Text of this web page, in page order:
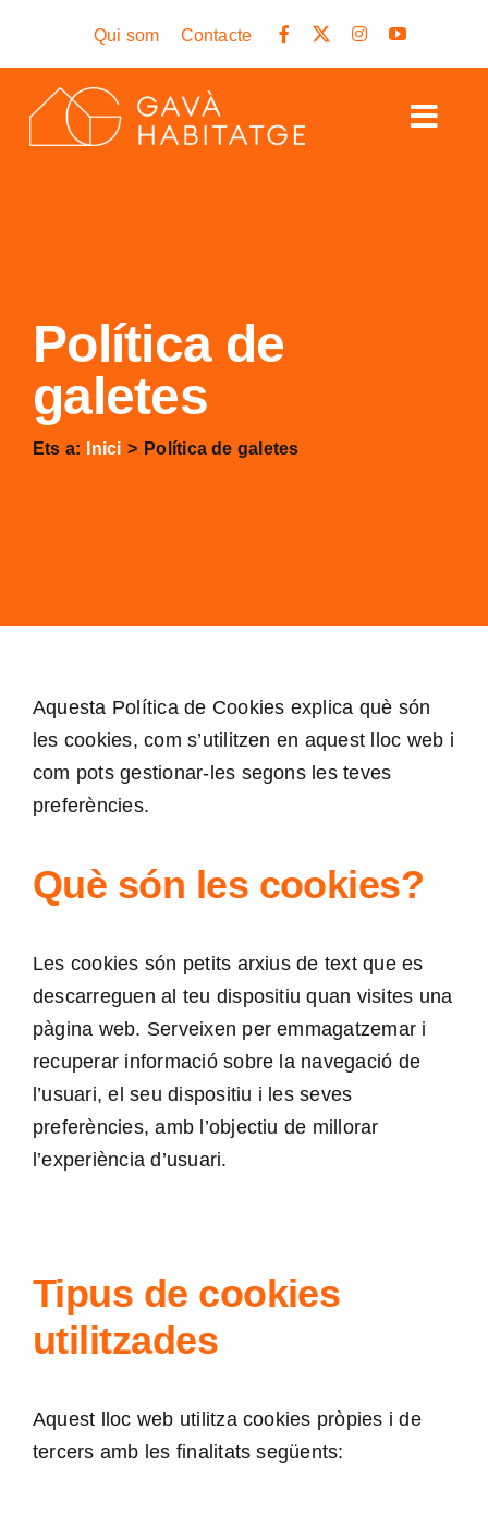
content
Qui som Contacte
Rehabilitació
Cerca
…
Política de
galetes
Ets a: Inici Política de galetes
Aquesta Política de Cookies explica què són
les cookies, com s’utilitzen en aquest lloc web i
com pots gestionar-les segons les teves
preferències.
Què són les cookies?
Les cookies són petits arxius de text que es
descarreguen al teu dispositiu quan visites una
pàgina web. Serveixen per emmagatzemar i
recuperar informació sobre la navegació de
l’usuari, el seu dispositiu i les seves
preferències, amb l’objectiu de millorar
l’experiència d’usuari.
Tipus de cookies
utilitzades
Aquest lloc web utilitza cookies pròpies i de
tercers amb les finalitats següents: